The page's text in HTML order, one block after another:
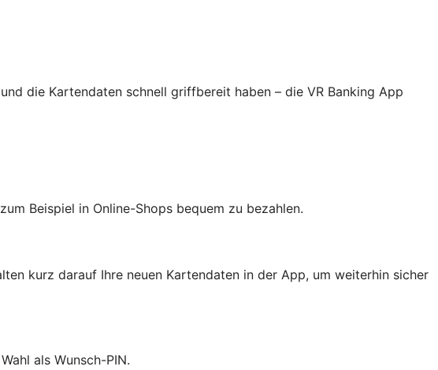
die Kartendaten schnell griffbereit haben – die VR Banking App
Beispiel in Online-Shops bequem zu bezahlen.
kurz darauf Ihre neuen Kartendaten in der App, um weiterhin sicher
als Wunsch-PIN.